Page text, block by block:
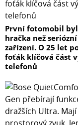
První fotomobil
hračka než seriózní
zařízení. O 25 let
foťák klíčová část
telefonů